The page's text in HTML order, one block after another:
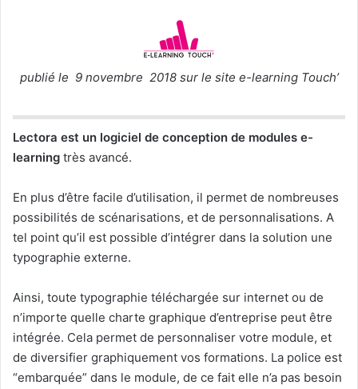
publié le 9 novembre 2018 sur le site e-learning Touch’
Lectora est un logiciel de conception de modules e-
learning très avancé.
En plus d’être facile d’utilisation, il permet de nombreuses
possibilités de scénarisations, et de personnalisations. A
tel point qu’il est possible d’intégrer dans la solution une
typographie externe.
Ainsi, toute typographie téléchargée sur internet ou de
n’importe quelle charte graphique d’entreprise peut être
intégrée. Cela permet de personnaliser votre module, et
de diversifier graphiquement vos formations. La police est
“embarquée” dans le module, de ce fait elle n’a pas besoin